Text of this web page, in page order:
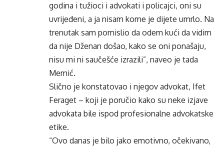
godina i tužioci i advokati i policajci, oni su
uvrijeđeni, a ja nisam kome je dijete umrlo. Na
trenutak sam pomislio da odem kući da vidim
da nije Dženan došao, kako se oni ponašaju,
nisu mi ni saučešće izrazili”, naveo je tada
Memić.
Slično je konstatovao i njegov advokat, Ifet
Feraget – koji je poručio kako su neke izjave
advokata bile ispod profesionalne advokatske
etike.
“Ovo danas je bilo jako emotivno, očekivano,